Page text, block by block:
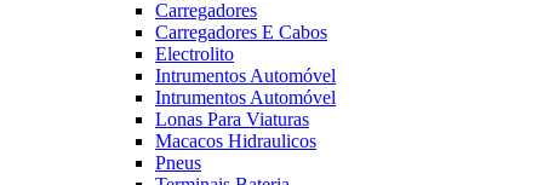
Carregadores
Carregadores E Cabos
Electrolito
Intrumentos Automóvel
Intrumentos Automóvel
Lonas Para Viaturas
Macacos Hidraulicos
Pneus